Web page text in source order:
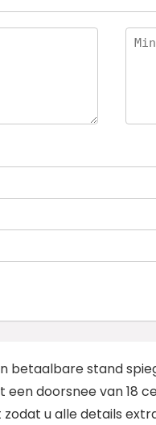
betaalbare stand
een doorsnee van 18
u alle details